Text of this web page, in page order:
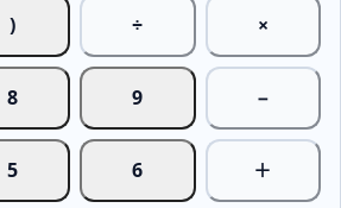
) ÷ ×
8 9 −
5 6 ＋